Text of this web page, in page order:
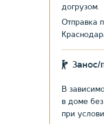
догрузом.
Отправка
Занос/
В
в доме
при